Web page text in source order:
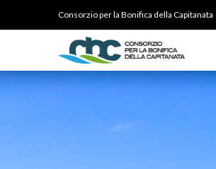
Consorzio per la Bonifica della Capitanata